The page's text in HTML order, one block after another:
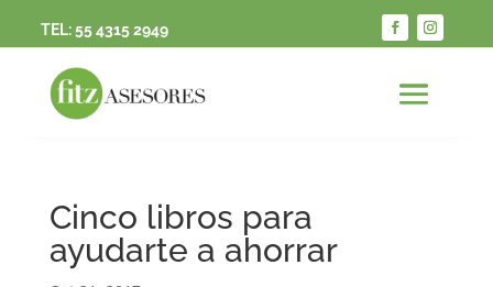
TEL:55 4315 2949
Cinco libros para
ayudarte a ahorrar